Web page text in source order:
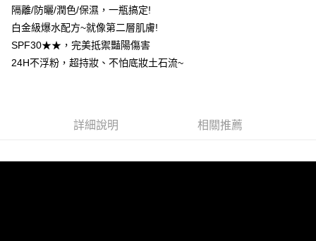
每筆NT$85，滿NT$599(含以上)免運費
宅配
隔離/防曬/潤色/保濕，一瓶搞定!
白金級爆水配方~就像第二層肌膚!
SPF30★★，完美抵禦豔陽傷害
24H不浮粉，超持妝、不怕底妝土石流~
詳細說明 相關推薦